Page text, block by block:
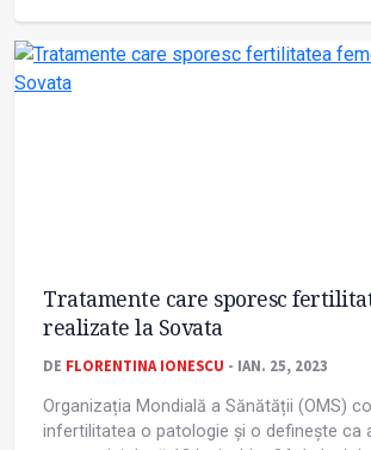
Tratamente care sporesc
realizate la Sovata
DE FLORENTINA IONESCU - IAN. 25, 2023
Organizația Mondială a Sănătății (OMS)
infertilitatea o patologie și o definește ca